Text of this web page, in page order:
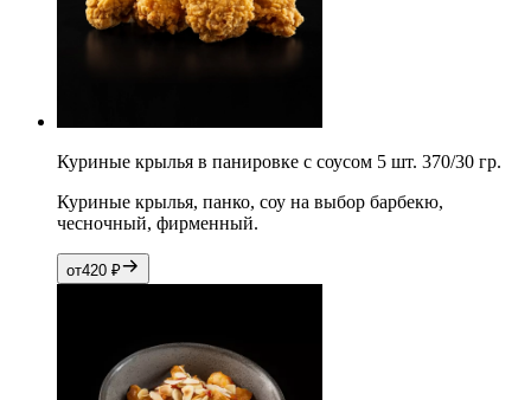
Куриные крылья в панировке с соусом 5 шт. 370/30 гр.
Куриные крылья, панко, соу на выбор барбекю,
чесночный, фирменный.
от420 ₽